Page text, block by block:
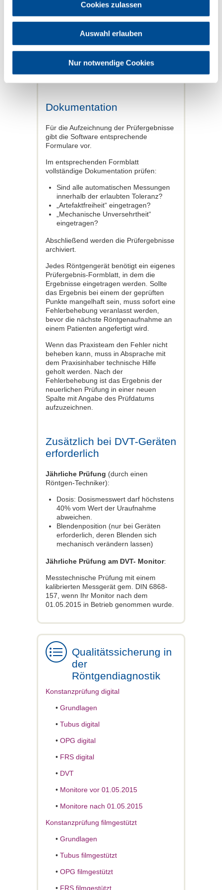
Cookies zulassen
Auswahl erlauben
Nur notwendige Cookies
Bewegungsartefakte, Aliasing Artefakte,
Mechanische Defekte können u.a. sein:
beschädigte Gehäuseteile, lockere oder
Auslöseknopf, Folie vom Bedienfeld
abgelöst oder zerkratzt.
Dokumentation
Für die Aufzeichnung der Prüfergebnisse
gibt die Software entsprechende
Formulare vor.
Im entsprechenden Formblatt
vollständige Dokumentation prüfen:
Sind alle automatischen Messungen
innerhalb der erlaubten Toleranz?
„Artefaktfreiheit“ eingetragen?
„Mechanische Unversehrtheit“
eingetragen?
Abschließend werden die Prüfergebnisse
archiviert.
Jedes Röntgengerät benötigt ein eigenes
Prüfergebnis-Formblatt, in dem die
Ergebnisse eingetragen werden. Sollte
das Ergebnis bei einem der geprüften
Punkte mangelhaft sein, muss sofort eine
Fehlerbehebung veranlasst werden,
bevor die nächste Röntgenaufnahme an
einem Patienten angefertigt wird.
Wenn das Praxisteam den Fehler nicht
beheben kann, muss in Absprache mit
dem Praxisinhaber technische Hilfe
geholt werden. Nach der
Fehlerbehebung ist das Ergebnis der
neuerlichen Prüfung in einer neuen
Spalte mit Angabe des Prüfdatums
aufzuzeichnen.
Zusätzlich bei DVT-Geräten
erforderlich
Jährliche Prüfung (durch einen
Röntgen-Techniker):
Dosis: Dosismesswert darf höchstens
40% vom Wert der Uraufnahme
abweichen.
Blendenposition (nur bei Geräten
erforderlich, deren Blenden sich
mechanisch verändern lassen)
Jährliche Prüfung am DVT- Monitor:
Messtechnische Prüfung mit einem
kalibrierten Messgerät gem. DIN 6868-
157, wenn Ihr Monitor nach dem
01.05.2015 in Betrieb genommen wurde.
Qualitätssicherung in
der
Röntgendiagnostik
Konstanzprüfung digital
• Grundlagen
• Tubus digital
• OPG digital
• FRS digital
• DVT
• Monitore vor 01.05.2015
• Monitore nach 01.05.2015
Konstanzprüfung filmgestützt
• Grundlagen
• Tubus filmgestützt
• OPG filmgestützt
• FRS filmgestützt